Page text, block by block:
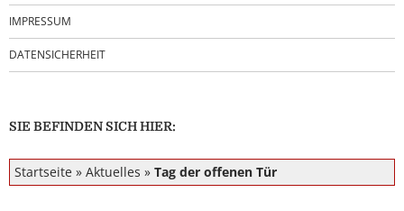
IMPRESSUM
DATENSICHERHEIT
SIE BEFINDEN SICH HIER:
Startseite » Aktuelles » Tag der offenen Tür